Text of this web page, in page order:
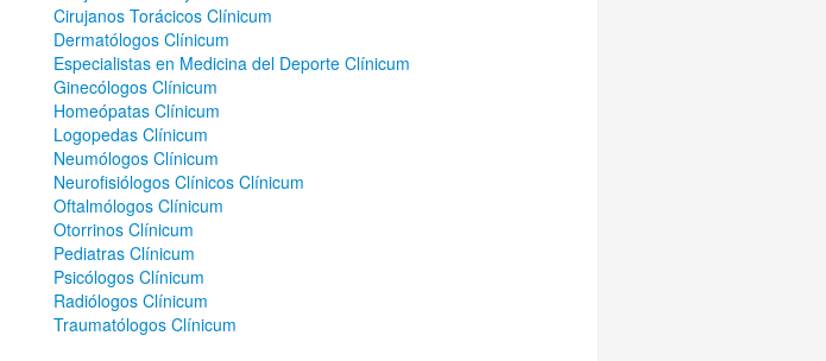
Cirujanos Torácicos Clínicum
Dermatólogos Clínicum
Especialistas en Medicina del Deporte Clínicum
Ginecólogos Clínicum
Homeópatas Clínicum
Logopedas Clínicum
Neumólogos Clínicum
Neurofisiólogos Clínicos Clínicum
Oftalmólogos Clínicum
Otorrinos Clínicum
Pediatras Clínicum
Psicólogos Clínicum
Radiólogos Clínicum
Traumatólogos Clínicum